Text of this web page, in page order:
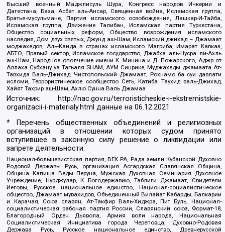
Высший военный Маджлисуль Шура, Конгресс народов Ичкерии и
Дагестана, База, Асбат аль-Ансар, Священная война, Исламская группа,
Братья-мусульмане, Партия исламского освобождения, Лашкар-И-Тайба,
Исламская группа, Движение Талибан, Исламская партия Туркестана,
Общество социальных реформ, Общество возрождения исламского
наследия, Дом двух святых, Джунд аш-Шам, Исламский джихад – Джамаат
моджахедов, Аль-Каида в странах исламского Магриба, Имарат Кавказ,
АБТО, Правый сектор, Исламское государство, Джабха аль-Нусра ли-Ахль
аш-Шам, Народное ополчение имени К. Минина и Д. Пожарского, Аджр от
Аллаха Субхану уа Тагьаля SHAM, АУМ Синрике, Муджахеды джамаата Ат-
Тавхида Валь-Джихад, Чистопольский Джамаат, Рохнамо ба суи давлати
исломи, Террористическое сообщество Сеть, Катиба Таухид валь-Джихад,
Хайят Тахрир аш-Шам, Ахлю Сунна Валь Джамаа
Источник:
http://nac.gov.ru/terroristicheskie-i-ekstremistskie-
organizacii-i-materialy.html данные на06.12.2021
* Перечень общественных объединений и религиозных
организаций в отношении которых судом принято
вступившее в законную силу решение о ликвидации или
запрете деятельности:
Национал-большевистская партия, ВЕК РА, Рада земли Кубанской Духовно
Родовой Державы Русь, организация Асгардская Славянская Община,
Община Капища Веды Перуна, Мужская Духовная Семинария Духовное
Учреждение, Нурджулар, К Богодержавию, Таблиги Джамаат, Свидетели
Иеговы, Русское национальное единство, Национал-социалистическое
общество, Джамаат мувахидов, Объединенный Вилайат Кабарды, Балкарии
и Карачая, Союз славян, Ат-Такфир Валь-Хиджра, Пит Буль, Национал-
социалистическая рабочая партия России, Славянский союз, Формат-18,
Благородный Орден Дьявола, Армия воли народа, Национальная
Социалистическая Инициатива города Череповца, Духовно-Родовая
Держава Русь, Русское национальное единство, Древнерусской